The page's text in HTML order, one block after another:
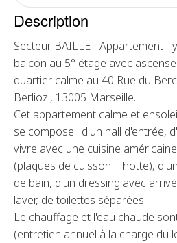
Description
Secteur BAILLE - Appartement
balcon au 5° étage avec
quartier calme au 40 Rue du
Berlioz', 13005 Marseille.
Cet appartement calme et
se compose : d'un hall d'entrée,
vivre avec une cuisine
(plaques de cuisson + hotte),
de bain, d'un dressing avec
laver, de toilettes séparées.
Le chauffage et l'eau chaude
(entretien annuel à la charge du